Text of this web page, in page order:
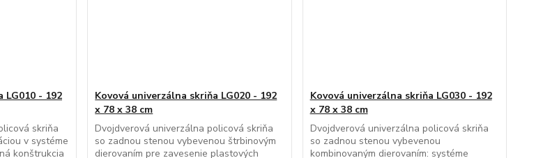
LG010 - 192
skriňa
v systéme
konštrukcia
Kovová univerzálna skriňa LG020 - 192
x 78 x 38 cm
Dvojdverová univerzálna policová skriňa
so zadnou stenou vybevenou štrbinovým
dierovaním pre zavesenie plastových
Kovová univerzálna skriňa LG030 - 192
x 78 x 38 cm
Dvojdverová univerzálna policová skriňa
so zadnou stenou vybevenou
kombinovaným dierovaním: systéme